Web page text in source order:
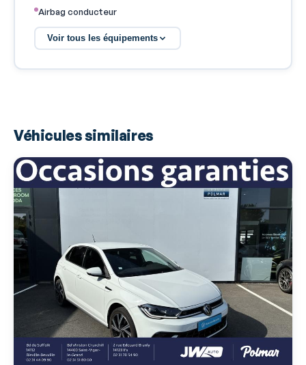
Airbag conducteur
Airbag passager déconnectable
Alarme d'oubli d'extinction des feux
Antipatinage
Appel d'Urgence Localisé
Arrêt et redémarrage auto. du moteur
Assistance de maintien de trajectoire
Bacs de portes arrière
Bacs de portes avant
Banquette 1/3-2/3
Banquette AR rabattable
Banquette arrière 3 places
Voir tous les équipements
Véhicules similaires